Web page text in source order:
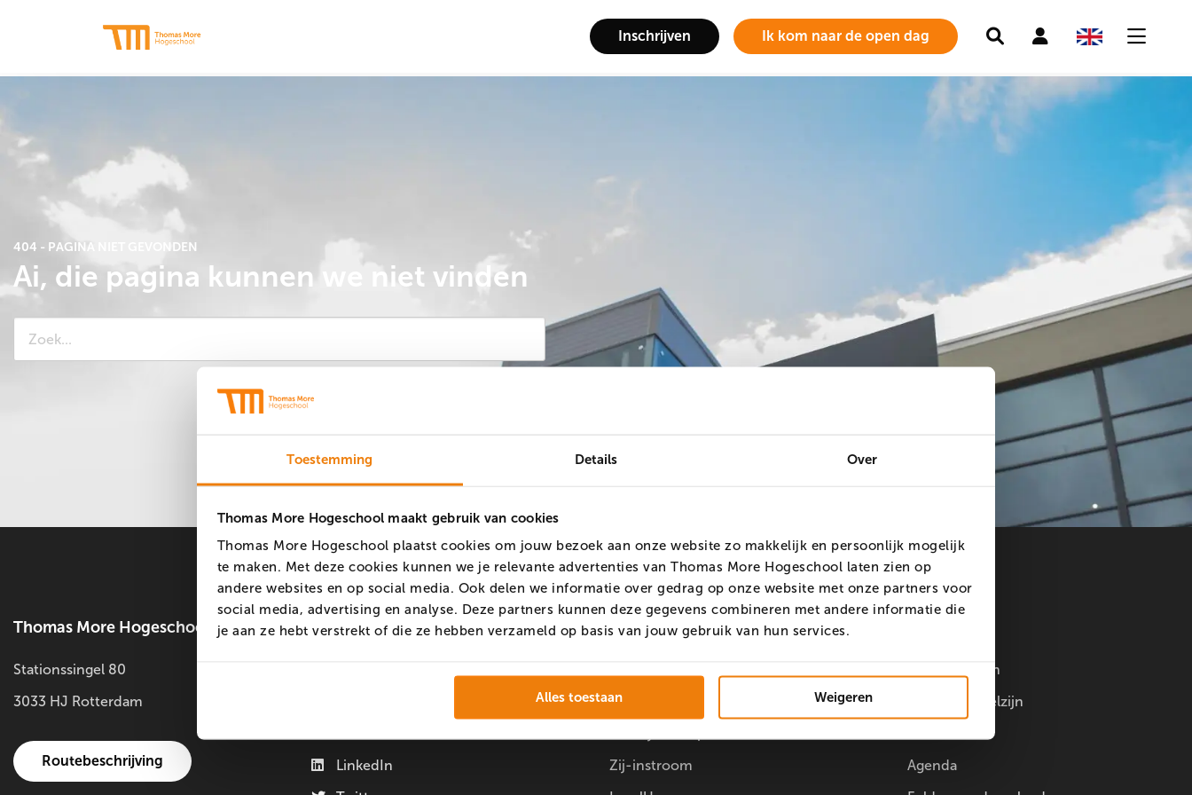
Toestemming Details Over
Thomas More Hogeschool maakt gebruik van cookies
Thomas More Hogeschool plaatst cookies om jouw bezoek aan onze website zo makkelijk en persoonlijk mogelijk
te maken. Met deze cookies kunnen we je relevante advertenties van Thomas More Hogeschool laten zien op
andere websites en op social media. Ook delen we informatie over gedrag op onze website met onze partners voor
social media, advertising en analyse. Deze partners kunnen deze gegevens combineren met andere informatie die
je aan ze hebt verstrekt of die ze hebben verzameld op basis van jouw gebruik van hun services.
Weigeren
Alles toestaan
Inschrijven Ik kom naar de open dag ZoekenMijn
404 - PAGINA NIET GEVONDEN
Ai, die pagina kunnen we niet vinden
naar:
Thomas More Hogeschool
Stationssingel 80
3033 HJ Rotterdam
Routebeschrijving
Social media
LinkedIn
Opleidingen
Deeltijd pabo
Zij-instroom
Doorstuderen
Studentenwelzijn
Agenda